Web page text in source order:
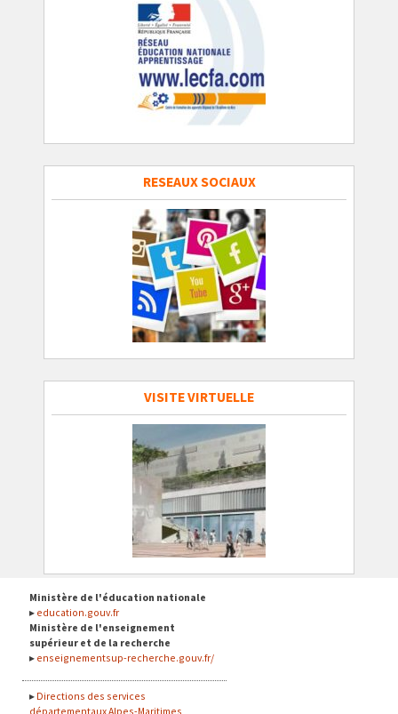
RESEAUX SOCIAUX
VISITE VIRTUELLE
Ministère de l'éducation nationale
education.gouv.fr
Ministère de l'enseignement
supérieur et de la recherche
enseignementsup-recherche.gouv.fr/
Directions des services
départementaux Alpes-Maritimes